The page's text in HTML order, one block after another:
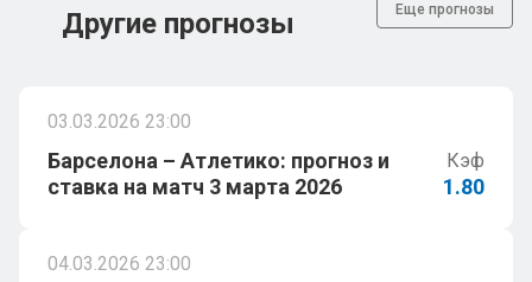
Другие прогнозы Еще прогнозы
03.03.2026 23:00
Барселона – Атлетико: прогноз и
ставка на матч 3 марта 2026
Кэф
1.80
04.03.2026 23:00